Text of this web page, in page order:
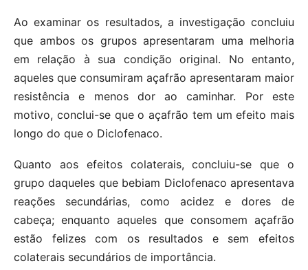
Ao examinar os resultados, a investigação concluiu
que ambos os grupos apresentaram uma melhoria
em relação à sua condição original. No entanto,
aqueles que consumiram açafrão apresentaram maior
resistência e menos dor ao caminhar. Por este
motivo, conclui-se que o açafrão tem um efeito mais
longo do que o Diclofenaco.
Quanto aos efeitos colaterais, concluiu-se que o
grupo daqueles que bebiam Diclofenaco apresentava
reações secundárias, como acidez e dores de
cabeça; enquanto aqueles que consomem açafrão
estão felizes com os resultados e sem efeitos
colaterais secundários de importância.